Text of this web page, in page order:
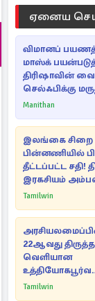
ஏனைய
விமானப்
மாஸ்க்
திரிஷாவின்
செல்ஃபிக்கு
விளக்கம்
Manithan
இலங்கை சிறை
பின்னணியில்
தீட்டப்பட்ட சதி!
இரகசியம்
Tamilwin
22ஆவது
வெளியான
உத்தியோகபூர்வ
அறிவிப்பு!
Tamilwin